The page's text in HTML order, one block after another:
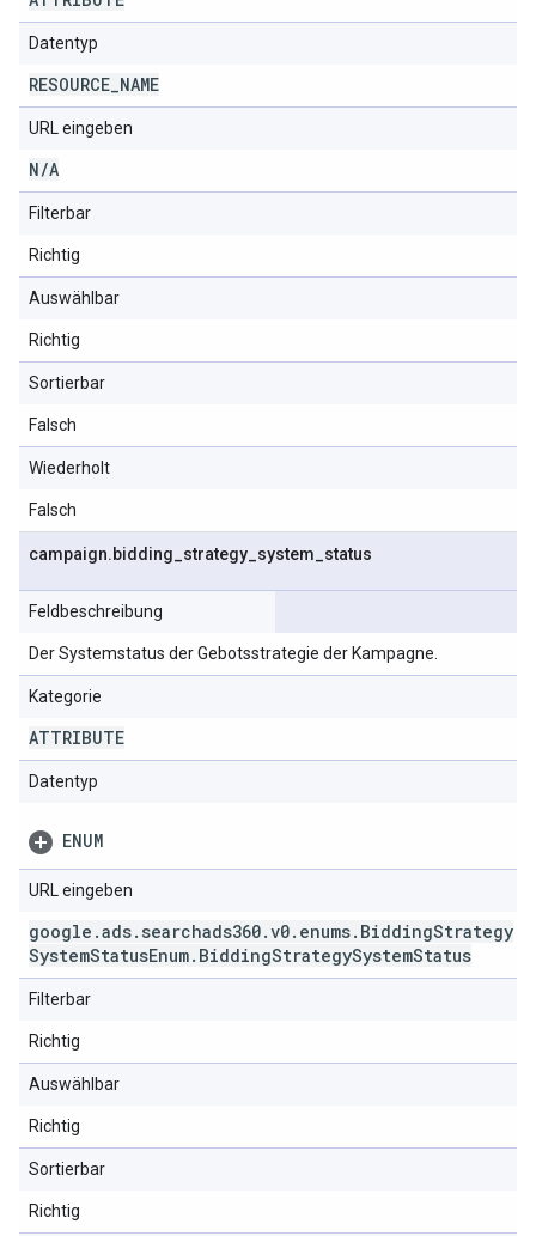
Datentyp
RESOURCE NAME
URL eingeben
N/A
Filterbar
Richtig
Auswählbar
Richtig
Sortierbar
Falsch
Wiederholt
Falsch
campaign.bidding strategy system status
Feldbeschreibung
Der Systemstatus der Gebotsstrategie der Kampagne.
Kategorie
ATTRIBUTE
Datentyp
ENUM
URL eingeben
google .ads. searchads360.v0. enums. BiddingStrategy
SystemStatusEnum. BiddingStrategySystemStatus
Filterbar
Richtig
Auswählbar
Richtig
Sortierbar
Richtig